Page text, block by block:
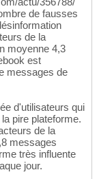
de fausses
de la
moyenne 4,3
est
messages de
d'utilisateurs qui
pire plateforme.
de la
messages
très influente
jour.